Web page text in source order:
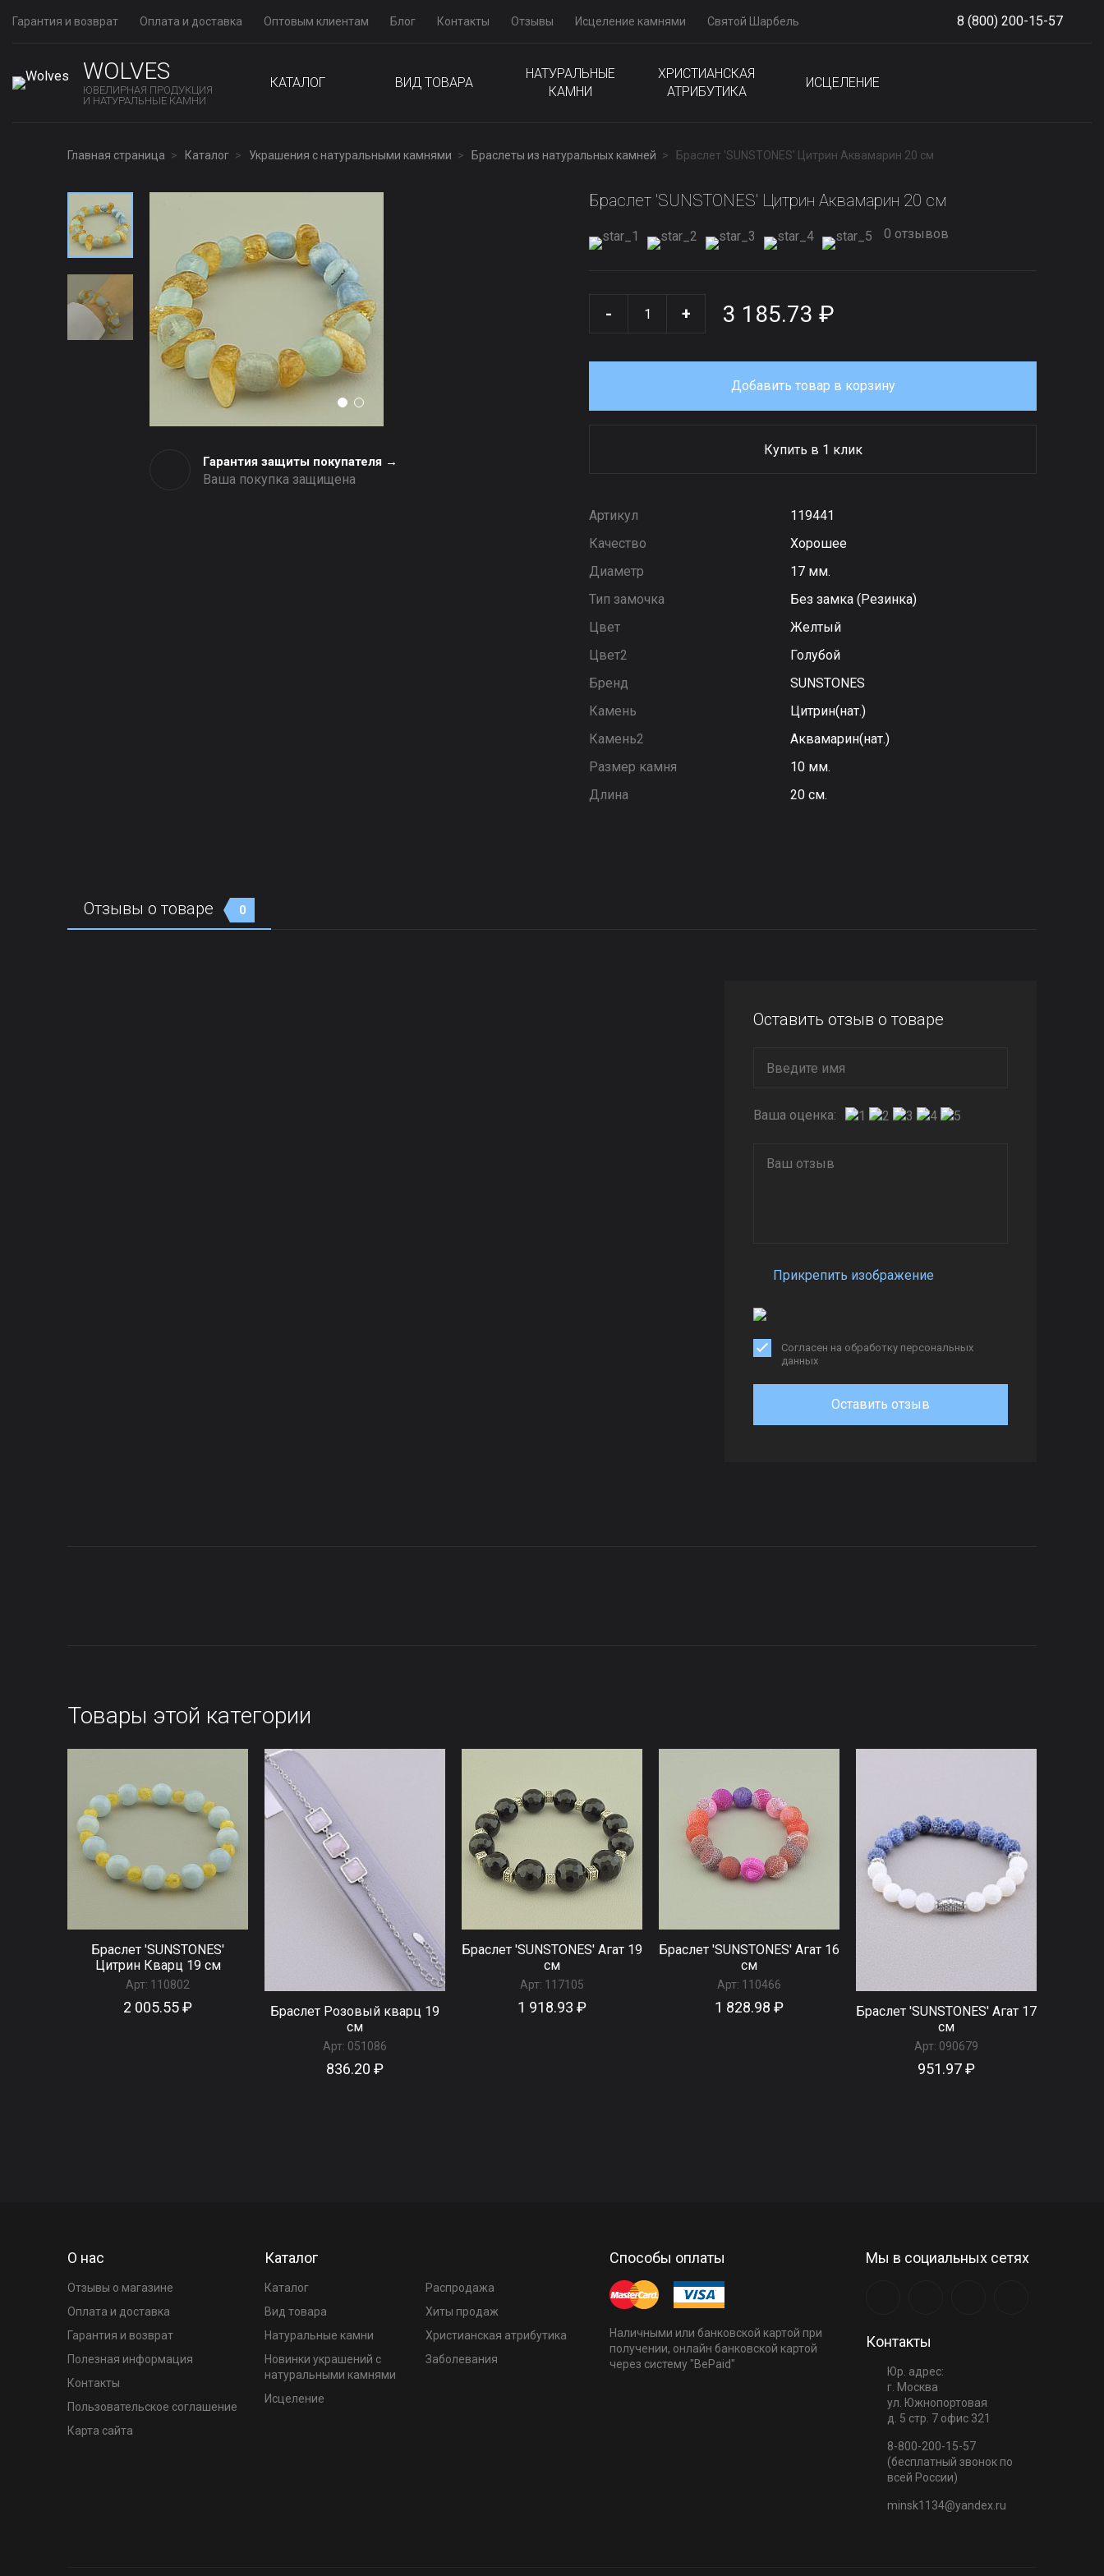
Гарантия и возврат Оплата и доставка Оптовым клиентам Блог Контакты Отзывы Исцеление камнями Святой Шарбель 8 (800) 200-15-57
WOLVES
ЮВЕЛИРНАЯ ПРОДУКЦИЯ
И НАТУРАЛЬНЫЕ КАМНИ
КАТАЛОГ ВИД ТОВАРА
НАТУРАЛЬНЫЕ
КАМНИ
ХРИСТИАНСКАЯ
АТРИБУТИКА
ИСЦЕЛЕНИЕ
Главная страница Каталог Украшения с натуральными камнями Браслеты из натуральных камней Браслет 'SUNSTONES' Цитрин Аквамарин 20 см
Гарантия защиты покупателя →
Ваша покупка защищена
Браслет 'SUNSTONES' Цитрин Аквамарин 20 см
0 отзывов
- + 3 185.73 ₽
Добавить товар в корзину
Купить в 1 клик
Артикул
119441
Качество
Хорошее
Диаметр
17 мм.
Тип замочка
Без замка (Резинка)
Цвет
Желтый
Цвет2
Голубой
Бренд
SUNSTONES
Камень
Цитрин(нат.)
Камень2
Аквамарин(нат.)
Размер камня
10 мм.
Длина
20 см.
Отзывы о товаре 0
Оставить отзыв о товаре
Ваша оценка:
Прикрепить изображение
Согласен на обработку персональных
данных
Оставить отзыв
Товары этой категории
Браслет 'SUNSTONES'
Цитрин Кварц 19 см
Арт: 110802
2 005.55 ₽
Браслет Розовый кварц 19
см
Арт: 051086
836.20 ₽
Браслет 'SUNSTONES' Агат 19
см
Арт: 117105
1 918.93 ₽
Браслет 'SUNSTONES' Агат 16
см
Арт: 110466
1 828.98 ₽
Браслет 'SUNSTONES' Агат 17
см
Арт: 090679
951.97 ₽
О нас
Отзывы о магазине
Оплата и доставка
Гарантия и возврат
Полезная информация
Контакты
Пользовательское соглашение
Карта сайта
Каталог
Каталог
Вид товара
Натуральные камни
Новинки украшений с
натуральными камнями
Распродажа
Хиты продаж
Христианская атрибутика
Заболевания
Исцеление
Способы оплаты
Наличными или банковской картой при
получении, онлайн банковской картой
через систему "BePaid"
Мы в социальных сетях
Контакты
Юр. адрес:
г. Москва
ул. Южнопортовая
д. 5 стр. 7 офис 321
8-800-200-15-57
(бесплатный звонок по
всей России)
minsk1134@yandex.ru